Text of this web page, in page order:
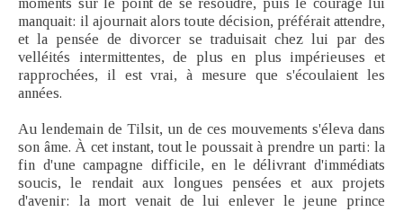
manquait: il ajournait alors toute décision, préférait attendre,
et la pensée de divorcer se traduisait chez lui par des
velléités intermittentes, de plus en plus impérieuses et
rapprochées, il est vrai, à mesure que s'écoulaient les
années.
Au lendemain de Tilsit, un de ces mouvements s'éleva dans
son âme. À cet instant, tout le poussait à prendre un parti: la
fin d'une campagne difficile, en le délivrant d'immédiats
soucis, le rendait aux longues pensées et aux projets
d'avenir: la mort venait de lui enlever le jeune prince